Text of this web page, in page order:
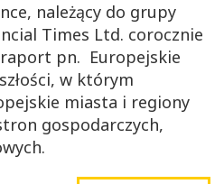
należący do grupy
Times Ltd. corocznie
pn. Europejskie
w którym
miasta i regiony
gospodarczych,